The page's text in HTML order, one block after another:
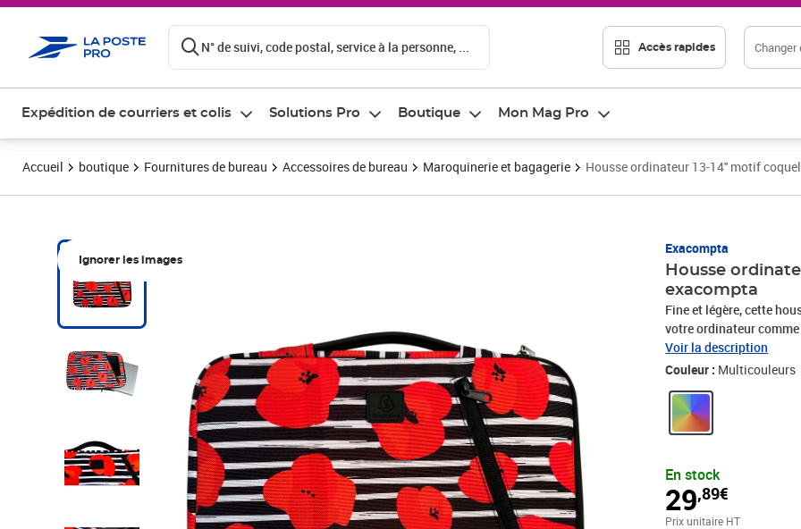
N° de suivi, code postal, service à la personne, ... Accès rapides Changer
Expédition de courriers et colis Solutions Pro Boutique Mon Mag Pro
Accueil boutique Fournitures de bureau Accessoires de bureau Maroquinerie et bagagerie Housse ordinateur 13-14'' motif
Ignorer les images
Exacompta
Housse
exacompta
Fine et légère, cette
votre ordinateur
extérieure 37 x 28 x2,5
standard de 13 à 14
cotés où les risques
un parfait maintien de
fermeture zippée sur 2
plastique, cette housse
Voir la description
Couleur : Multicouleurs
En stock
29,89€
Prix 29,89€
Prix unitaire HT